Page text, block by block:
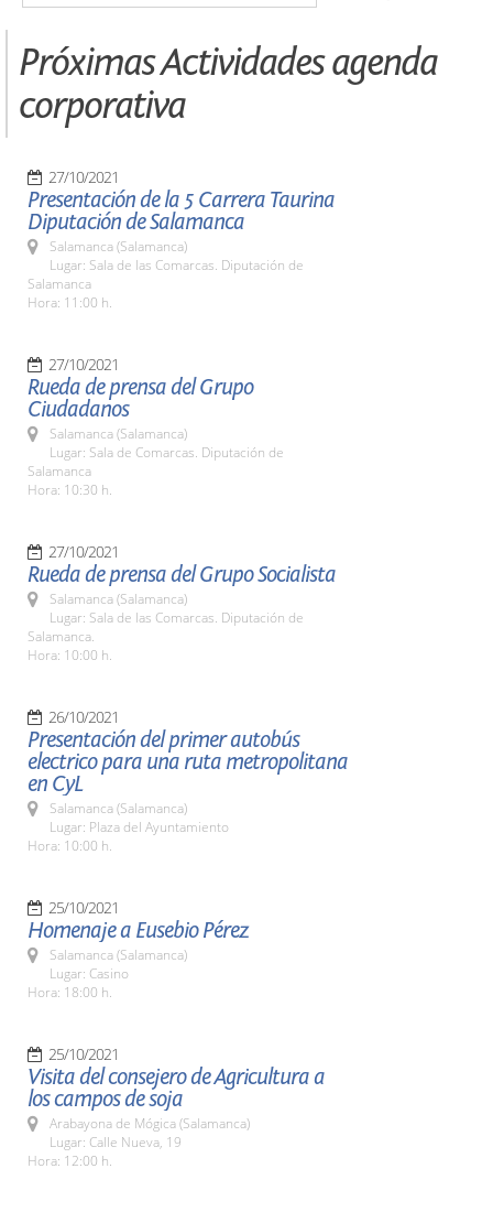
Próximas Actividades agenda
corporativa
27/10/2021
Presentación de la 5 Carrera Taurina
Diputación de Salamanca
Salamanca (Salamanca)
Lugar: Sala de las Comarcas. Diputación de
Salamanca
Hora: 11:00 h.
27/10/2021
Rueda de prensa del Grupo
Ciudadanos
Salamanca (Salamanca)
Lugar: Sala de Comarcas. Diputación de
Salamanca
Hora: 10:30 h.
27/10/2021
Rueda de prensa del Grupo Socialista
Salamanca (Salamanca)
Lugar: Sala de las Comarcas. Diputación de
Salamanca.
Hora: 10:00 h.
26/10/2021
Presentación del primer autobús
electrico para una ruta metropolitana
en CyL
Salamanca (Salamanca)
Lugar: Plaza del Ayuntamiento
Hora: 10:00 h.
25/10/2021
Homenaje a Eusebio Pérez
Salamanca (Salamanca)
Lugar: Casino
Hora: 18:00 h.
25/10/2021
Visita del consejero de Agricultura a
los campos de soja
Arabayona de Mógica (Salamanca)
Lugar: Calle Nueva, 19
Hora: 12:00 h.